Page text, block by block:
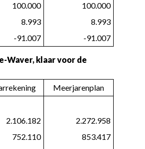
100.000
100.000
8.993
8.993
-91.007 -91.007
Waver, klaar voor de
Meerjarenplan
2.106.182
2.272.958
752.110
853.417